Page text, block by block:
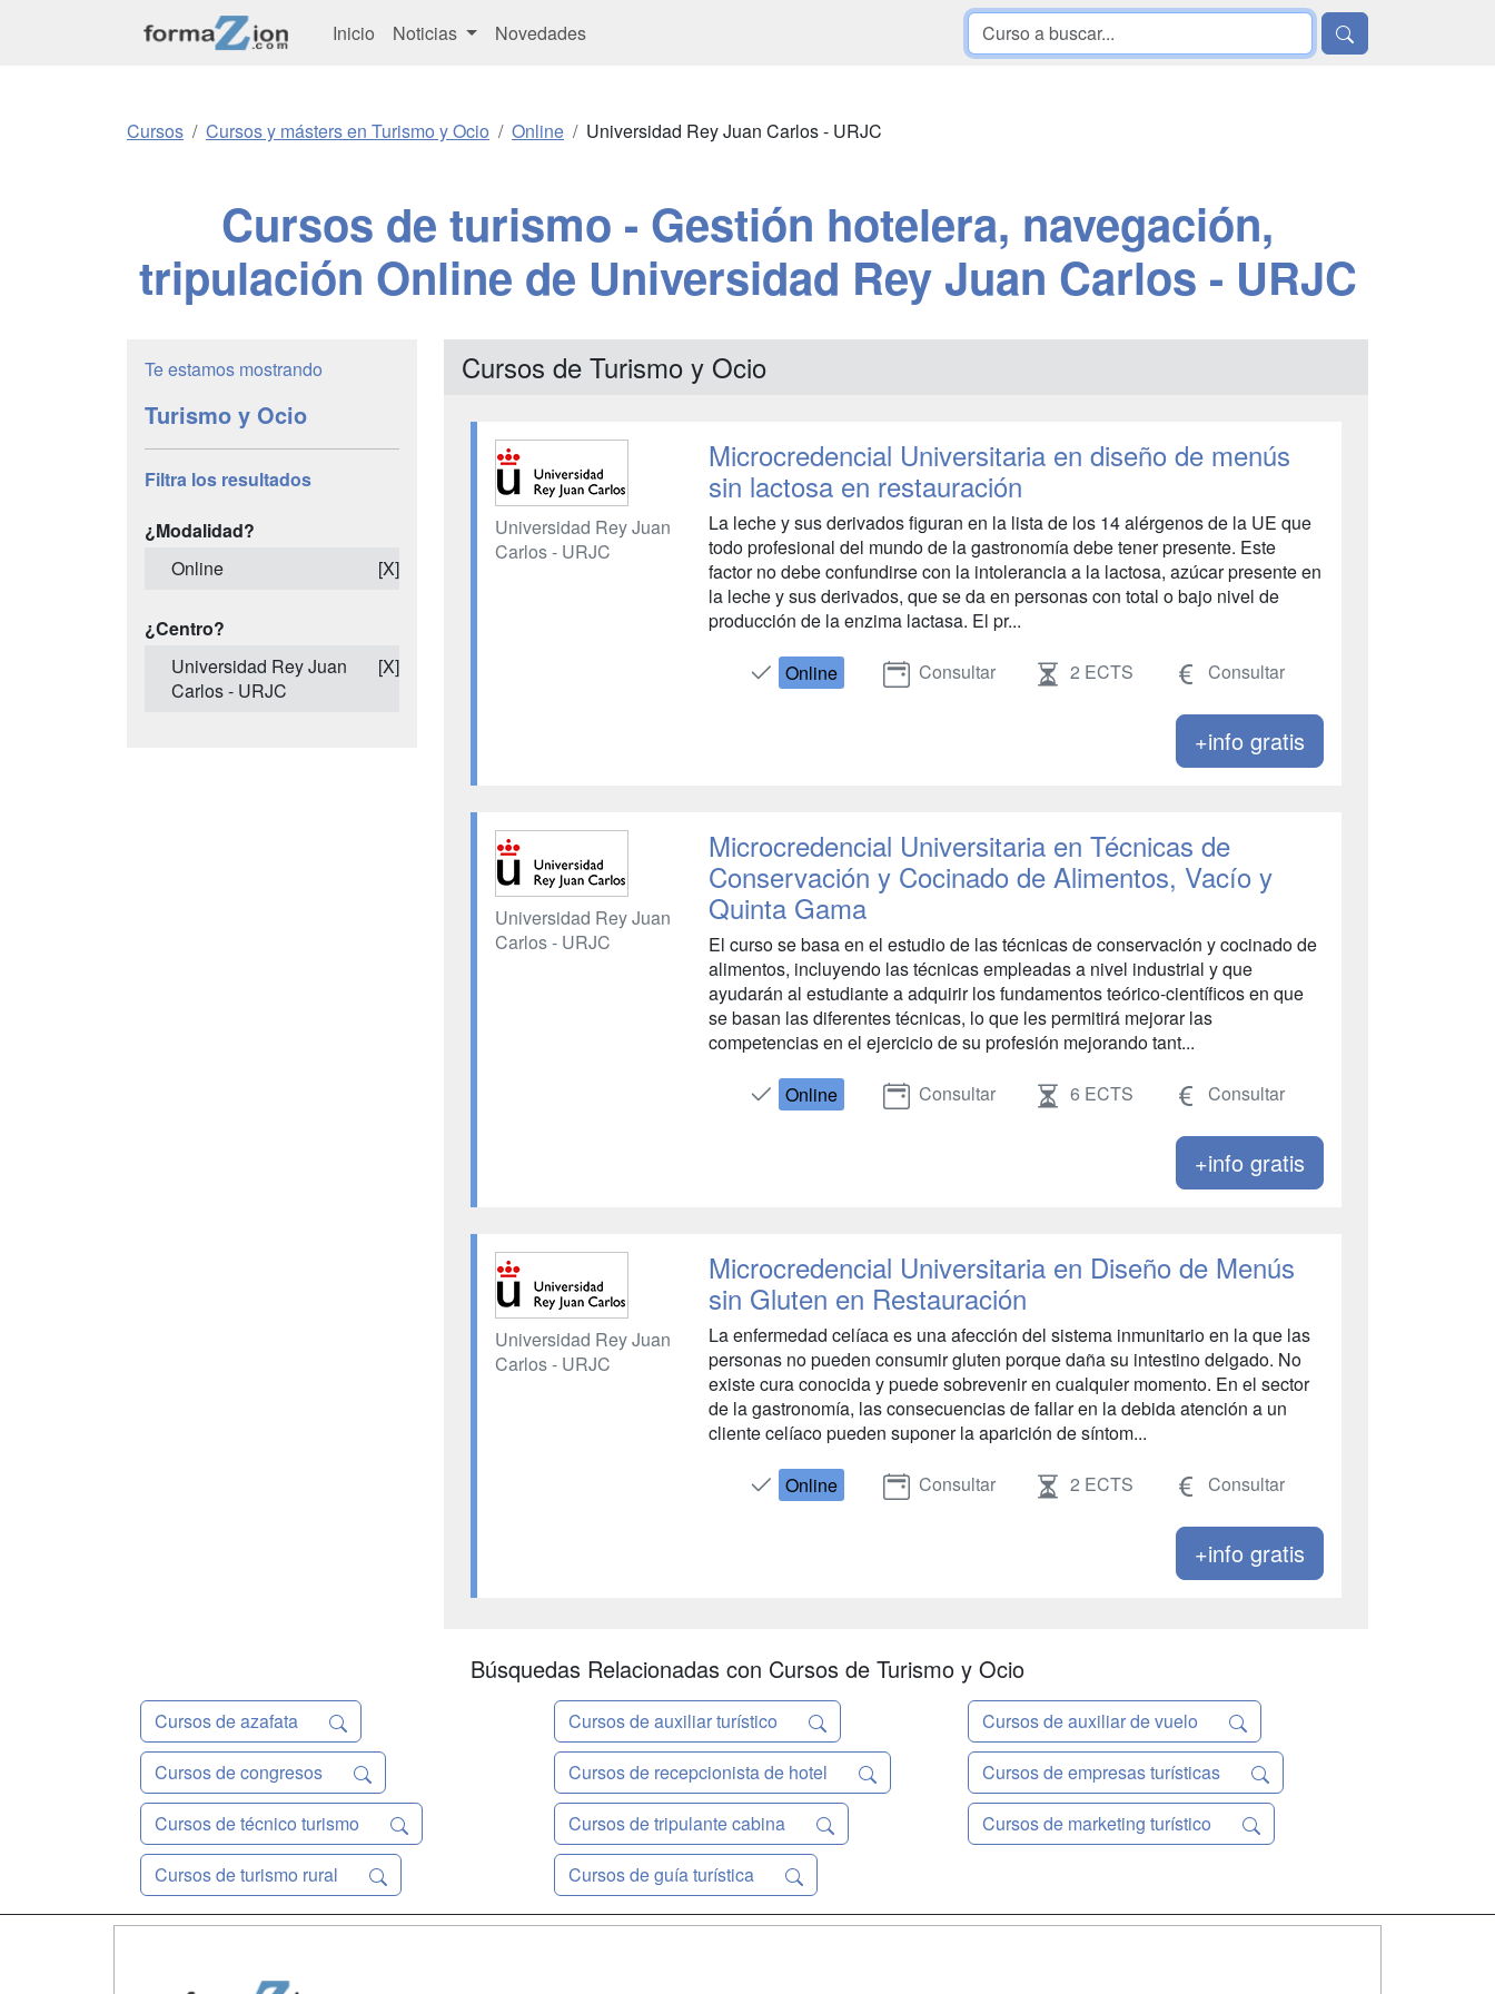
Inicio Noticias Novedades
Cursos Cursos y másters en Turismo y Ocio Online Universidad Rey Juan Carlos - URJC
Cursos de turismo - Gestión hotelera, navegación,
tripulación Online de Universidad Rey Juan Carlos - URJC
Te estamos mostrando
Turismo y Ocio
Filtra los resultados
¿Modalidad?
Online
[X]
¿Centro?
Universidad Rey Juan
Carlos - URJC
[X]
Cursos de Turismo y Ocio
Universidad Rey Juan
Carlos - URJC
Microcredencial Universitaria en diseño de menús
sin lactosa en restauración
La leche y sus derivados figuran en la lista de los 14 alérgenos de la UE que
todo profesional del mundo de la gastronomía debe tener presente. Este
factor no debe confundirse con la intolerancia a la lactosa, azúcar presente en
la leche y sus derivados, que se da en personas con total o bajo nivel de
producción de la enzima lactasa. El pr...
Online Consultar 2 ECTS Consultar
+info gratis
Universidad Rey Juan
Carlos - URJC
Microcredencial Universitaria en Técnicas de
Conservación y Cocinado de Alimentos, Vacío y
Quinta Gama
El curso se basa en el estudio de las técnicas de conservación y cocinado de
alimentos, incluyendo las técnicas empleadas a nivel industrial y que
ayudarán al estudiante a adquirir los fundamentos teórico-científicos en que
se basan las diferentes técnicas, lo que les permitirá mejorar las
competencias en el ejercicio de su profesión mejorando tant...
Online Consultar 6 ECTS Consultar
+info gratis
Universidad Rey Juan
Carlos - URJC
Microcredencial Universitaria en Diseño de Menús
sin Gluten en Restauración
La enfermedad celíaca es una afección del sistema inmunitario en la que las
personas no pueden consumir gluten porque daña su intestino delgado. No
existe cura conocida y puede sobrevenir en cualquier momento. En el sector
de la gastronomía, las consecuencias de fallar en la debida atención a un
cliente celíaco pueden suponer la aparición de síntom...
Online Consultar 2 ECTS Consultar
+info gratis
Búsquedas Relacionadas con Cursos de Turismo y Ocio
Cursos de azafata Cursos de auxiliar turístico
Cursos de auxiliar de vuelo
Cursos de congresos
Cursos de recepcionista de hotel
Cursos de empresas turísticas
Cursos de técnico turismo
Cursos de tripulante cabina
Cursos de marketing turístico
Cursos de turismo rural
Cursos de guía turística